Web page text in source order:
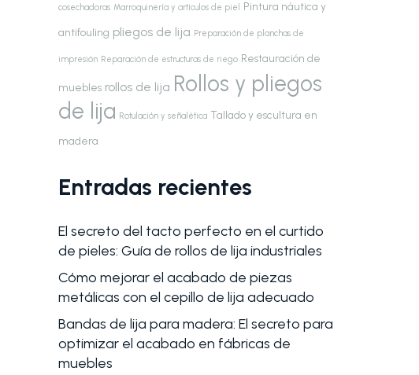
cosechadoras Marroquinería y artículos de piel Pintura náutica y
antifouling pliegos de lija Preparación de planchas de
impresión Reparación de estructuras de riego Restauración de
muebles rollos de lija Rollos y pliegos
de lija Rotulación y señalética Tallado y escultura en
madera
Entradas recientes
El secreto del tacto perfecto en el curtido
de pieles: Guía de rollos de lija industriales
Cómo mejorar el acabado de piezas
metálicas con el cepillo de lija adecuado
Bandas de lija para madera: El secreto para
optimizar el acabado en fábricas de
muebles